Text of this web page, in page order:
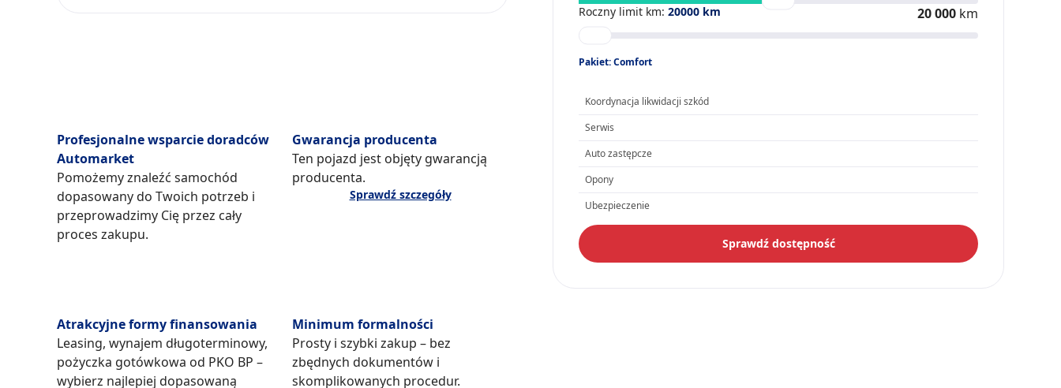
Roczny limit km: 20000 km 20 000 km
Pakiet: Comfort
Koordynacja likwidacji szkód
Serwis
Auto zastępcze
Opony
Ubezpieczenie
Sprawdź dostępność
Profesjonalne wsparcie doradców
Automarket
Pomożemy znaleźć samochód
dopasowany do Twoich potrzeb i
przeprowadzimy Cię przez cały
proces zakupu.
Gwarancja producenta
Ten pojazd jest objęty gwarancją
producenta.
Sprawdź szczegóły
Atrakcyjne formy finansowania
Leasing, wynajem długoterminowy,
pożyczka gotówkowa od PKO BP –
wybierz najlepiej dopasowaną
Minimum formalności
Prosty i szybki zakup – bez
zbędnych dokumentów i
skomplikowanych procedur.